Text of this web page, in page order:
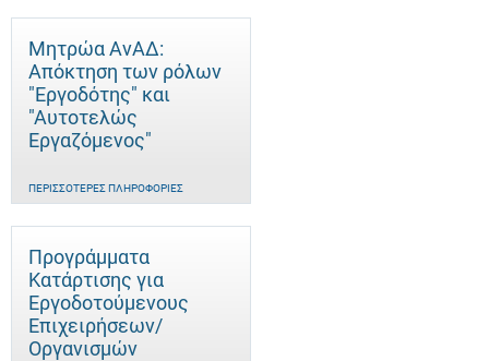
Μητρώα ΑνΑΔ:
Απόκτηση των ρόλων
"Εργοδότης" και
"Αυτοτελώς
Eργαζόμενος"
ΠΕΡΙΣΣΌΤΕΡΕΣ ΠΛΗΡΟΦΟΡΊΕΣ
Προγράμματα
Κατάρτισης για
Εργοδοτούμενους
Επιχειρήσεων/
Οργανισμών